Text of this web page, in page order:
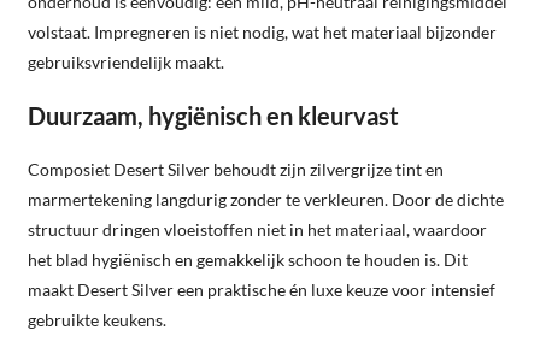
volstaat. Impregneren is niet nodig, wat het materiaal bijzonder
gebruiksvriendelijk maakt.
Duurzaam, hygiënisch en kleurvast
Composiet Desert Silver behoudt zijn zilvergrijze tint en
marmertekening langdurig zonder te verkleuren. Door de dichte
structuur dringen vloeistoffen niet in het materiaal, waardoor
het blad hygiënisch en gemakkelijk schoon te houden is. Dit
maakt Desert Silver een praktische én luxe keuze voor intensief
gebruikte keukens.